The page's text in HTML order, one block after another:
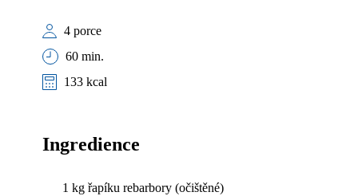
4 porce
60 min.
133 kcal
Ingredience
1 kg řapíku rebarbory (očištěné)